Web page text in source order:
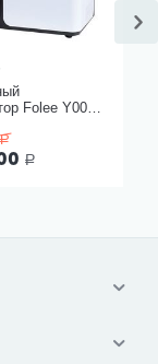
Folee Y007-
Р
Р